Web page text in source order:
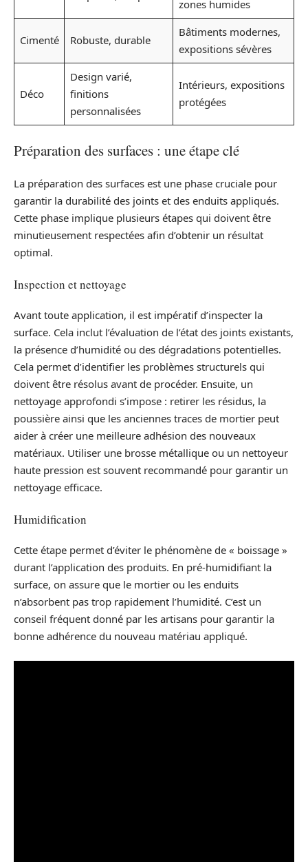
zones humides
Cimenté Robuste, durable
Bâtiments modernes,
expositions sévères
Déco
Design varié,
finitions
personnalisées
Intérieurs, expositions
protégées
Préparation des surfaces : une étape clé
La préparation des surfaces est une phase cruciale pour
garantir la durabilité des joints et des enduits appliqués.
Cette phase implique plusieurs étapes qui doivent être
minutieusement respectées afin d’obtenir un résultat
optimal.
Inspection et nettoyage
Avant toute application, il est impératif d’inspecter la
surface. Cela inclut l’évaluation de l’état des joints existants,
la présence d’humidité ou des dégradations potentielles.
Cela permet d’identifier les problèmes structurels qui
doivent être résolus avant de procéder. Ensuite, un
nettoyage approfondi s’impose : retirer les résidus, la
poussière ainsi que les anciennes traces de mortier peut
aider à créer une meilleure adhésion des nouveaux
matériaux. Utiliser une brosse métallique ou un nettoyeur
haute pression est souvent recommandé pour garantir un
nettoyage efficace.
Humidification
Cette étape permet d’éviter le phénomène de « bois­sage »
durant l’application des produits. En pré-humidifiant la
surface, on assure que le mortier ou les enduits
n’absorbent pas trop rapidement l’humidité. C’est un
conseil fréquent donné par les artisans pour garantir la
bonne adhérence du nouveau matériau appliqué.